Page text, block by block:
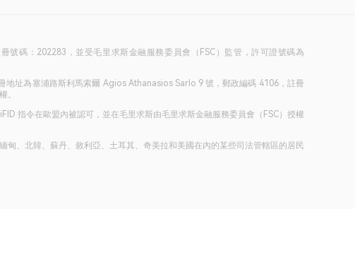
碼：202283，並受毛里求斯金融服務委員會（FSC）監管，許可證號碼為
址為塞浦路斯利馬索爾 Agios Athanasios Sarlo 9 號，郵政編碼 4106，註冊
。
指令在歐盟內被認可，並在毛里求斯由毛里求斯金融服務委員會（FSC）授權
、北韓、蘇丹、敘利亞、土耳其、奇美拉和美國在內的某些司法管轄區的居民